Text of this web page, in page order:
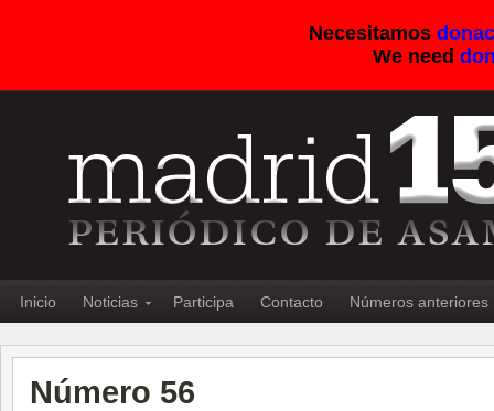
Necesitamos
We need
Inicio Noticias Participa Contacto Números anteriores
Número 56